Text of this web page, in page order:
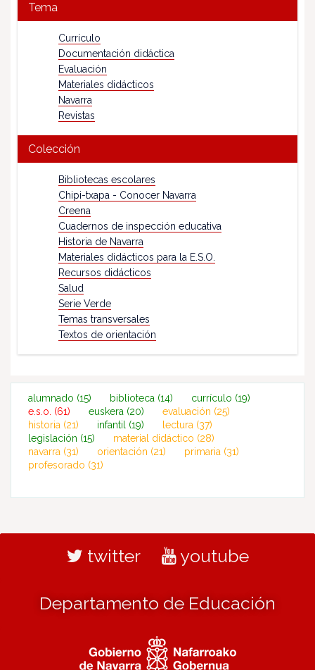
Tema
Currículo
Documentación didáctica
Evaluación
Materiales didácticos
Navarra
Revistas
Colección
Bibliotecas escolares
Chipi-txapa - Conocer Navarra
Creena
Cuadernos de inspección educativa
Historia de Navarra
Materiales didácticos para la E.S.O.
Recursos didácticos
Salud
Serie Verde
Temas transversales
Textos de orientación
alumnado (15) biblioteca (14) currículo (19)
e.s.o. (61) euskera (20) evaluación (25)
historia (21) infantil (19) lectura (37)
legislación (15) material didáctico (28)
navarra (31) orientación (21) primaria (31)
profesorado (31)
twitter youtube
Departamento de Educación